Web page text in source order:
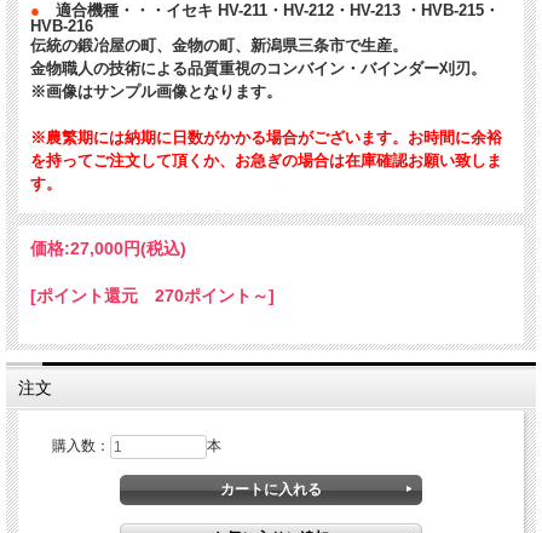
●
適合機種・・・イセキ HV-211・HV-212・HV-213 ・HVB-215・
HVB-216
伝統の鍛冶屋の町、金物の町、新潟県三条市で生産。
金物職人の技術による品質重視のコンバイン・バインダー刈刃。
※画像はサンプル画像となります。
※農繁期には納期に日数がかかる場合がございます。お時間に余裕
を持ってご注文して頂くか、お急ぎの場合は在庫確認お願い致しま
す。
価格:27,000円(税込)
[ポイント還元 270ポイント～]
注文
購入数： 本